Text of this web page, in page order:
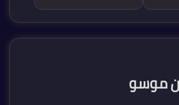
موسو